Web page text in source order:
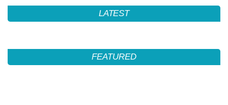
LATEST
FEATURED